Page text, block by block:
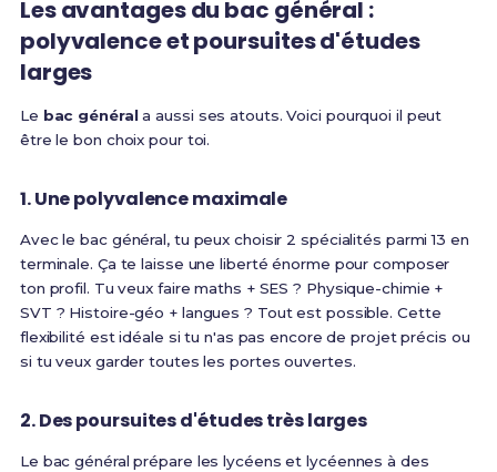
Les avantages du bac général :
polyvalence et poursuites d'études
larges
Le bac générala aussi ses atouts. Voici pourquoi il peut
être le bon choix pour toi.
1. Une polyvalence maximale
Avec le bac général, tu peux choisir 2 spécialités parmi 13 en
terminale. Ça te laisse une liberté énorme pour composer
ton profil. Tu veux faire maths + SES ? Physique-chimie +
SVT ? Histoire-géo + langues ? Tout est possible. Cette
flexibilité est idéale si tu n'as pas encore de projet précis ou
si tu veux garder toutes les portes ouvertes.
2. Des poursuites d'études très larges
Le bac général prépare les lycéens et lycéennes à des